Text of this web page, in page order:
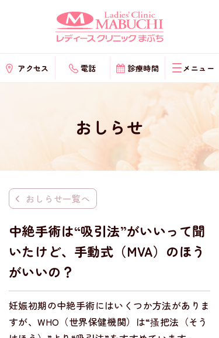
ン
ツ
アクセス 電話 診療時間
おしらせ
おしらせ一覧へ
中絶手術は“吸引法”がいいって聞
いたけど、手動式（MVA）のほう
がいいの？
妊娠初期の中絶手術にはいくつか方法がありま
すが、WHO（世界保健機関）は“搔把法（そう